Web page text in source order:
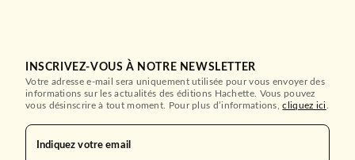
INSCRIVEZ-VOUS À NOTRE NEWSLETTER
Votre adresse e-mail sera uniquement utilisée pour vous envoyer des
informations sur les actualités des éditions Hachette. Vous pouvez
vous désinscrire à tout moment. Pour plus d’informations,cliquez ici
Indiquez votre email